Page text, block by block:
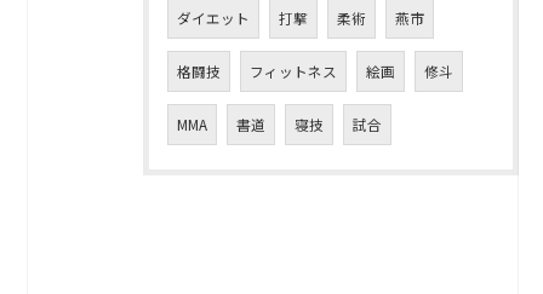
ダイエット 打撃 柔術 燕市
格闘技 フィットネス 絵画 修斗
MMA 書道 寝技 試合